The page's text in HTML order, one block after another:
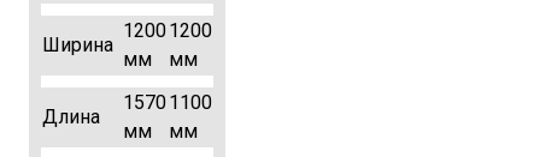
Ширина
1200
мм
1200
мм
Длина
1570
мм
1100
мм